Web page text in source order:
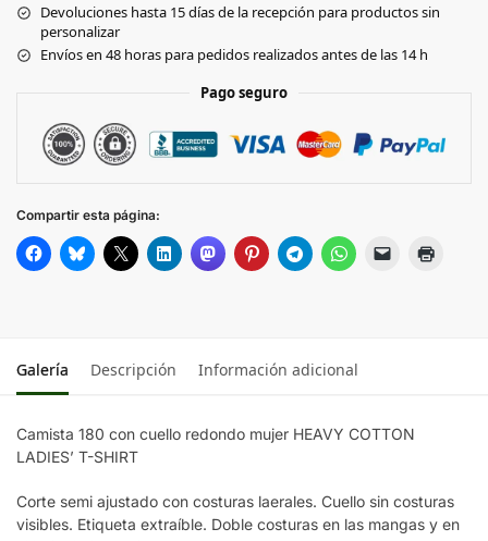
DAISY
ROYAL
SPORT
GREY
HEATHER
GREEN
DARK
Black
Devoluciones hasta 15 días de la recepción para productos sin
personalizar
Envíos en 48 horas para pedidos realizados antes de las 14 h
Pago seguro
Compartir esta página:
Galería Descripción Información adicional
Camista 180 con cuello redondo mujer HEAVY COTTON
LADIES’ T-SHIRT
Corte semi ajustado con costuras laerales. Cuello sin costuras
visibles. Etiqueta extraíble. Doble costuras en las mangas y en